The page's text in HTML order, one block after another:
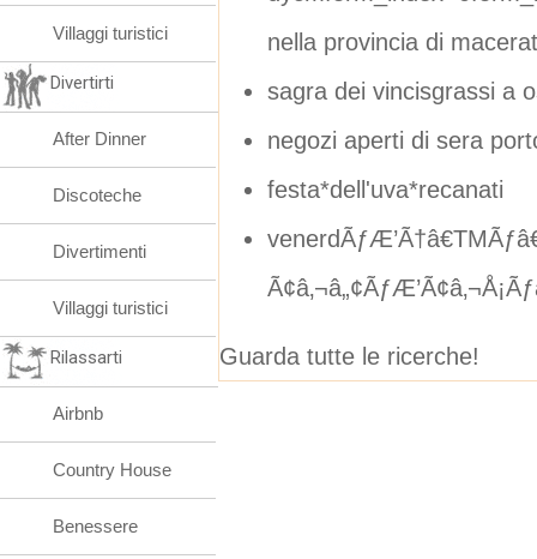
nella provincia di
sagra dei vincisgrassi a
negozi aperti di sera
festa*dell'uva*recanati
Guarda tutte le ricerche!
Villaggi turistici
Divertirti
After Dinner
Discoteche
Divertimenti
Villaggi turistici
Rilassarti
Airbnb
Country House
Benessere